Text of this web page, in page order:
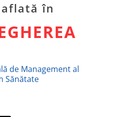
în
de Management al
Sănătate